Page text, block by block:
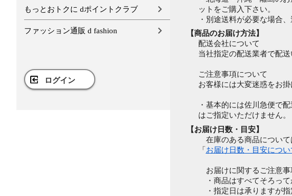
もっとおトクに dポイントクラブ
ファッション通販 d fashion
ログイン
ットをご購入下さい。
・別途送料が必要な場合
【商品のお届け方法】
配送会社について
当社指定の配送業者で配
ご注意事項について
お客様には大変迷惑をお
・基本的には佐川急便で
はご指定いただけません。
【お届け日数・目安】
在庫のある商品について
「 お届け日数・目安につい
お届けに関するご注意事
・商品はすべてそろって
・指定日は承りますが指